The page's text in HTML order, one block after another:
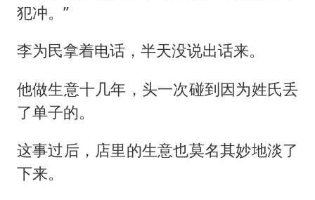
犯冲。”
李为民拿着电话，半天没说出话来。
他做生意十几年，头一次碰到因为姓氏丢
了单子的。
这事过后，店里的生意也莫名其妙地淡了
下来。